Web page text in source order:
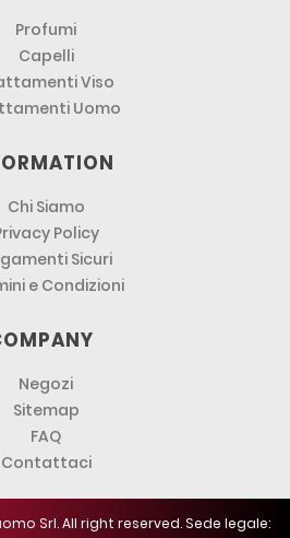
Profumi
Capelli
Viso
Uomo
Chi Siamo
Policy
Sicuri
e Condizioni
Negozi
Sitemap
FAQ
Contattaci
Srl. All right reserved. Sede legale: